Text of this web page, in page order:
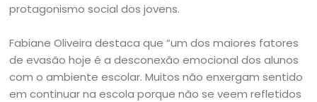
protagonismo social dos jovens.
Fabiane Oliveira destaca que “um dos maiores fatores
de evasão hoje é a desconexão emocional dos alunos
com o ambiente escolar. Muitos não enxergam sentido
em continuar na escola porque não se veem refletidos